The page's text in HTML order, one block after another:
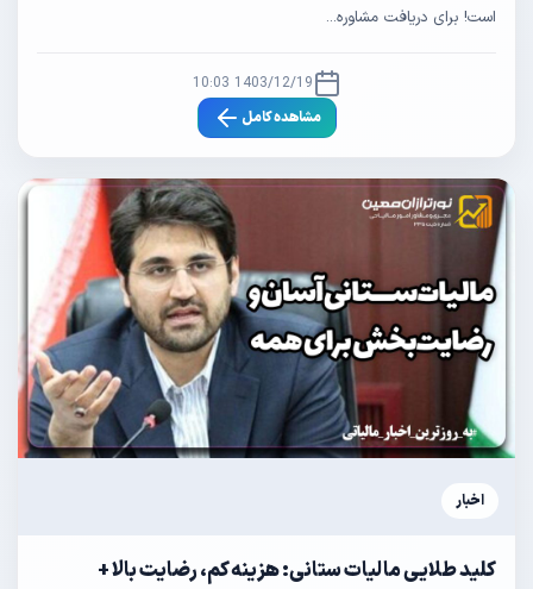
است! برای دریافت مشاوره...
1403/12/19 10:03
مشاهده کامل
اخبار
کلید طلایی مالیات‌ ستانی: هزینه کم، رضایت بالا +